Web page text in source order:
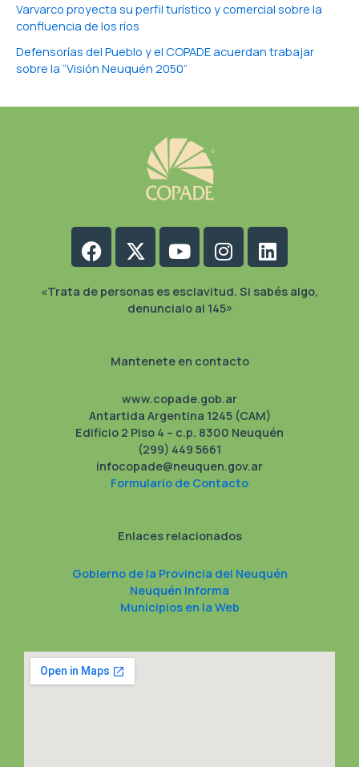
Varvarco proyecta su perfil turístico y comercial sobre la
confluencia de los ríos
Defensorías del Pueblo y el COPADE acuerdan trabajar
sobre la “Visión Neuquén 2050”
Facebook
X-
twitter
YoutubeInstagram
Linkedin
«Trata de personas es esclavitud. Si sabés algo,
denuncialo al 145»
Mantenete en contacto
www.copade.gob.ar
Antartida Argentina 1245 (CAM)
Edificio 2 Piso 4 – c.p. 8300 Neuquén
(299) 449 5661
infocopade@neuquen.gov.ar
Formulario de Contacto
Enlaces relacionados
Gobierno de la Provincia del Neuquén
Neuquén Informa
Municipios en la Web